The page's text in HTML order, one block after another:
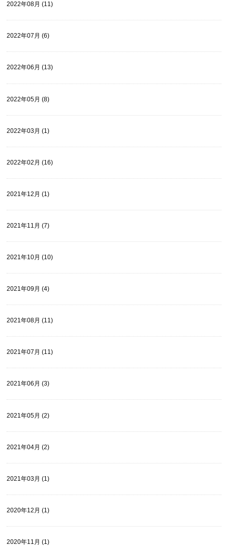
2022年08月 (11)
2022年07月 (6)
2022年06月 (13)
2022年05月 (8)
2022年03月 (1)
2022年02月 (16)
2021年12月 (1)
2021年11月 (7)
2021年10月 (10)
2021年09月 (4)
2021年08月 (11)
2021年07月 (11)
2021年06月 (3)
2021年05月 (2)
2021年04月 (2)
2021年03月 (1)
2020年12月 (1)
2020年11月 (1)